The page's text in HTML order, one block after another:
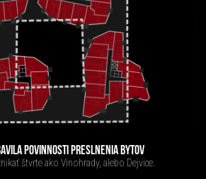
POVINNOSTI PRESLNENIA BYTOV
štvrte ako Vinohrady, alebo Dejvice.